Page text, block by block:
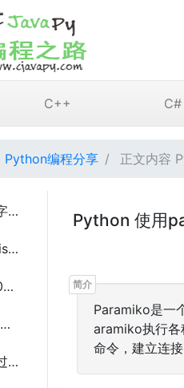
C++ C#
Python编程分享 正文内容
Python 通过拆分字典的key创建嵌套字典的方法及示例代码
Python 获取多个list数组的交集的方法
Python 输入多个0和1返回不同的二制数可能的排列数的方法及示例代码
Python 删除list列表中出现的任何空列表的方法
Python 指定条件过滤list列表(列表中元素为元组(tuple))方法
Python 使用
Paramiko是一
aramiko执行各
命令，建立连